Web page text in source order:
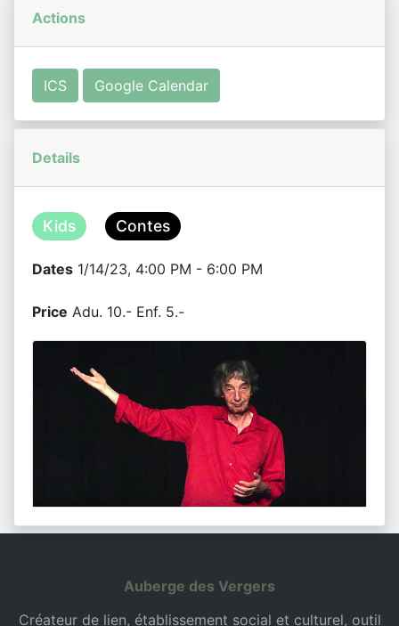
Actions
ICS Google Calendar
Details
Kids Contes
Dates 1/14/23, 4:00 PM - 6:00 PM
Price Adu. 10.- Enf. 5.-
Auberge des Vergers
Créateur de lien, établissement social et culturel, outil